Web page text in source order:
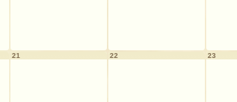
21 22 23